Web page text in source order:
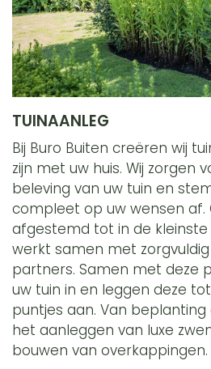
TUINAANLEG
Bij Buro Buiten creëren wij
zijn met uw huis. Wij zorgen
beleving van uw tuin en
compleet op uw wensen af.
afgestemd tot in de kleinste
werkt samen met
partners. Samen met deze
uw tuin in en leggen deze
puntjes aan. Van
het aanleggen van luxe
bouwen van overkappingen.